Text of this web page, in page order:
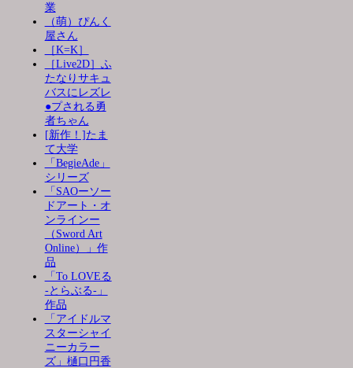
業
（萌）ぴんく
屋さん
［K=K］
［Live2D］ふ
たなりサキュ
バスにレズレ
●プされる勇
者ちゃん
[新作！]たま
て大学
「BegieAde」
シリーズ
「SAOーソー
ドアート・オ
ンラインー
（Sword Art
Online）」作
品
「To LOVEる
-とらぶる-」
作品
「アイドルマ
スターシャイ
ニーカラー
ズ」樋口円香